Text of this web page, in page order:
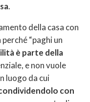
.
della casa con
“paghi un
è parte della
e non vuole
luogo da cui
con